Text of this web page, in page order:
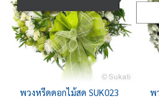
พวงหรีดดอกไม้สด SUK023 พ